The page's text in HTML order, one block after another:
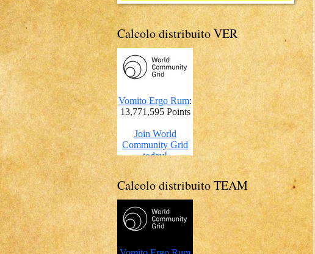
Calcolo distribuito VER
Calcolo distribuito TEAM